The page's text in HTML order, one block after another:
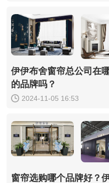
伊伊布舍窗帘总公司在
的品牌吗？
2024-11-05 16:53
窗帘选购哪个品牌好？